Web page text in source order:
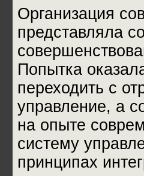
Организация
представляла
Попытка
переходить с
управление, а
на опыте
систему
принципах